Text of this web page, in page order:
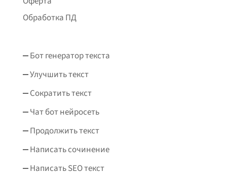
Обработка ПД
Бот генератор текста
Улучшить текст
Сократить текст
Чат бот нейросеть
Продолжить текст
Написать сочинение
Написать SEO текст